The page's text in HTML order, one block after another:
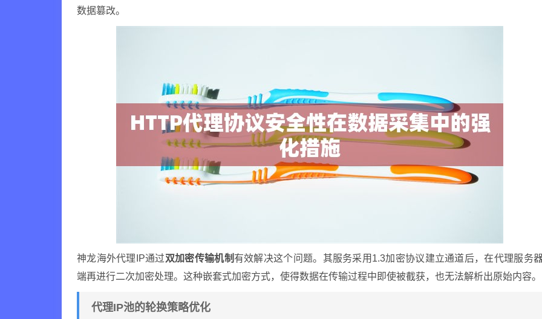
数据篡改。
神龙海外代理IP通过双加密传输机制 有效解决这个问题。其服务采用1.3加密协议建立通道后，在代理服务
端再进行二次加密处理。这种嵌套式加密方式，使得数据在传输过程中即使被截获，也无法解析出原始内容。
代理IP池的轮换策略优化